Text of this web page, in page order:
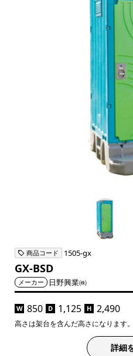
商品コード 1505-gx
GX-BSD
メーカー 日野興業㈱
W 850 D 1,125 H 2,490
高さは架台を含んだ高さになります。
詳細